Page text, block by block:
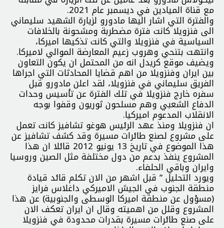
مع قناة الميادين في ديسمبر عام 2021.
والفترة التي اشار اليها مادورو لزيارة الشهيد سليماني
الى فنزويلا كانت فترة مضطربة ومشحونة بالخلافات
السياسية في فنزويلا والتي كانت تذكيها اميركا،
وانتهت بتنحي وهروب زعيم المعارضة الموالي لاميركا.
ويضيف موقع كريدل انه من المحتمل ان يكون التعاون
بين ايران وفنزويلا من اهم قضايا المحادثات التي اجراها
الفريق سليماني في فنزويلا، لقد اعلن مادورو قبل
سفره خارج فنزويلا في تلك الفترة عن تأسيس وحدات
الدفاع الشعبي وهم مسلحون ثوريون وقفوا بوجه
الانقلاب المدعوم اميركيا.
ان فنزويلا ومنذ عهد الرئيس هوغو تشافيز كانت تعمل
على مشروع لصنع طائرات مسيرة وقد كشف تشافيز عن
هذا الموضوع في تاريخ 13 يونيو 2012 قائلا ان هذا
المشروع ينفذ بدعم من دول مختلفة مثل الصين وروسيا
وايران وباقي الحلفاء.
ويورد التحليل ” قبل اشهر من الان تكلم قائد قيادة
منطقة الجنوب في الجيش الاميركي داغلاس فرايز
(مسؤول عن منطقة اميركا الوسطى والجنوبية) عن هذا
المشروع وقلل من اهميته وقال ان ايران تعكف الان
على صنع طائرات مسيرة بقدرات محدودة في فنزويلا